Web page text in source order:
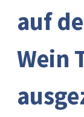
auf
Wein